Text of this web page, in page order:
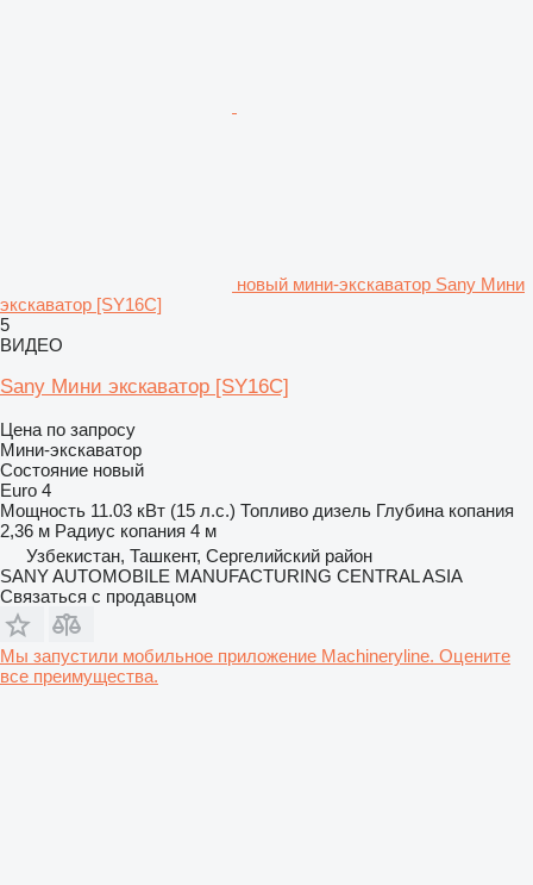
новый мини-экскаватор Sany Мини
экскаватор [SY16C]
5
ВИДЕО
Sany Мини экскаватор [SY16C]
Цена по запросу
Мини-экскаватор
Состояние новый
Euro 4
Мощность 11.03 кВт (15 л.с.) Топливо дизель Глубина копания
2,36 м Радиус копания 4 м
Узбекистан, Ташкент, Сергелийский район
SANY AUTOMOBILE MANUFACTURING CENTRAL ASIA
Связаться с продавцом
Мы запустили мобильное приложение Machineryline. Оцените
все преимущества.